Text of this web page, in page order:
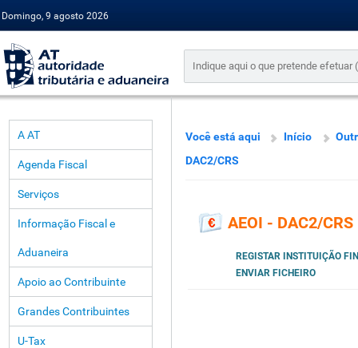
Domingo, 9 agosto 2026
A AT
Agenda Fiscal
Serviços
Informação Fiscal e
Aduaneira
Apoio ao Contribuinte
Grandes Contribuintes
U-Tax
Você está aqui Início
DAC2/CRS
AEOI - DAC2/CRS
REGISTAR INSTITUIÇÃO
ENVIAR FICHEIRO